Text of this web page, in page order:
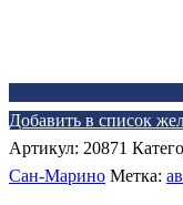
Добавить в список
Артикул: 20871
Сан-Марино Метка: